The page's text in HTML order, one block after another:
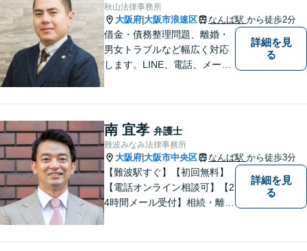
秋山法律事務所
大阪府 大阪市浪速区 なんば駅 から徒歩2分
借金・債務整理問題、離婚・
男女トラブルなど幅広く対応
します。LINE、電話、メー
をできるだけ少なく！相談し
やすい環境づくりに努め、納
得できる解決を目指します！
詳細を見
る
南 宜孝 弁護士
難波みなみ法律事務所
大阪府 大阪市中央区 なんば駅 から徒歩3分
【難波駅すぐ】【初回無料】
【電話オンライン相談可】【2
4時間メール受付】相続・離
詳細を見
る